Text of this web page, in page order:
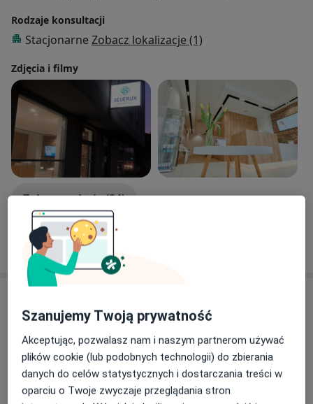
Rodzaje konsultacji
Stacjonarne Zobacz lokalizacje (1)
Zdjęcia i filmy
Zobacz galerię (24)
lek. Barbara Dobrzańska-Warzecha
Generała Władysława Sikorskiego 1, 41-600
Świętochłowice
Centrum Medyczne Severux działa w ramach
dwóch lokalizacji: w Chorzowie (ul. Katowicka
Szanujemy Twoją prywatność
Akceptując, pozwalasz nam i naszym partnerom używać
plików cookie (lub podobnych technologii) do zbierania
danych do celów statystycznych i dostarczania treści w
oparciu o Twoje zwyczaje przeglądania stron